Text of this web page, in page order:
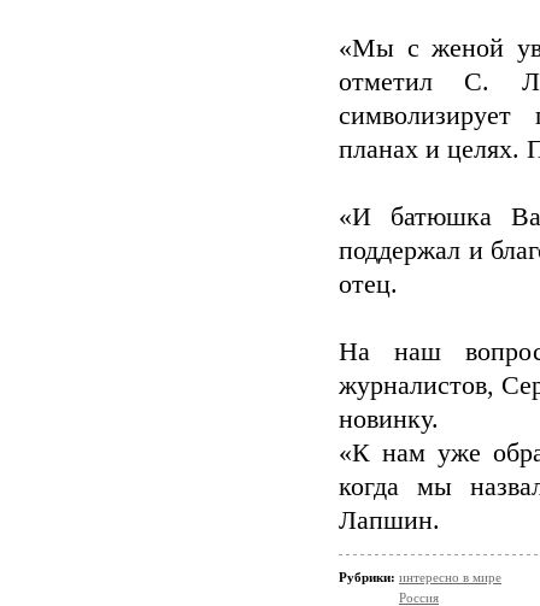
«Мы с женой
отметил С.
планах и целях.
«И батюшка
поддержал и
отец.
На наш
журналистов,
новинку.
«К нам уже
когда мы
Лапшин.
Рубрики: интересно в мире
Россия